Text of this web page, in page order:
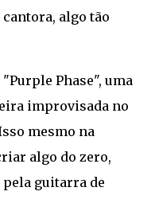
algo tão
Phase", uma
improvisada no
mesmo na
algo do zero,
pela guitarra de